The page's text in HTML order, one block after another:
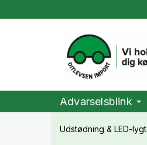
Advarselsblink
Udstødning & LED-